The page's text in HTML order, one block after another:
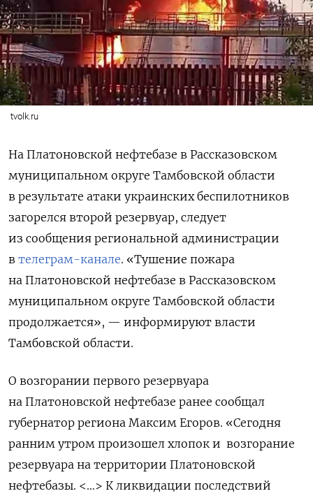
tvolk.ru
На Платоновской нефтебазе в Рассказовском
муниципальном округе Тамбовской области
в результате атаки украинских беспилотников
загорелся второй резервуар, следует
из сообщения региональной администрации
в телеграм-канале. «Тушение пожара
на Платоновской нефтебазе в Рассказовском
муниципальном округе Тамбовской области
продолжается», — информируют власти
Тамбовской области.
О возгорании первого резервуара
на Платоновской нефтебазе ранее сообщал
губернатор региона Максим Егоров. «Сегодня
ранним утром произошел хлопок и возгорание
резервуара на территории Платоновской
нефтебазы. <…> К ликвидации последствий